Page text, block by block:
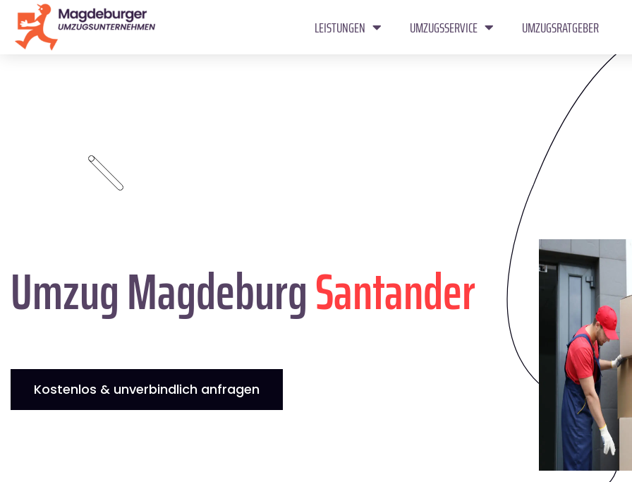
LEISTUNGEN UMZUGSSERVICE UMZUGSRATGEBER
Umzug MagdeburgSantander
Kostenlos & unverbindlich anfragen